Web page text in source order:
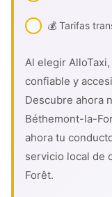
💰 Tarifas
Al elegir
confiable y
Descubre ahora
Béthemont-la-
ahora tu
servicio local de
Forêt.